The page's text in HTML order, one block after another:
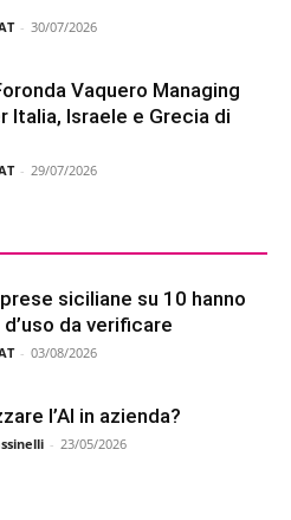
- 30/07/2026
Vaquero Managing
Italia, Israele e Grecia di
- 29/07/2026
siciliane su 10 hanno
da verificare
- 03/08/2026
l’AI in azienda?
- 23/05/2026